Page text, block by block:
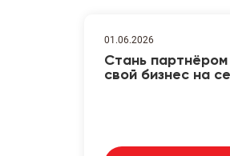
01.06.2026
Стань
свой бизнес на